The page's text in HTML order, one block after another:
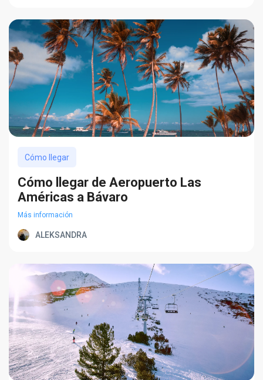
Cómo llegar
Cómo llegar de Aeropuerto Las
Américas a Bávaro
Más información
ALEKSANDRA